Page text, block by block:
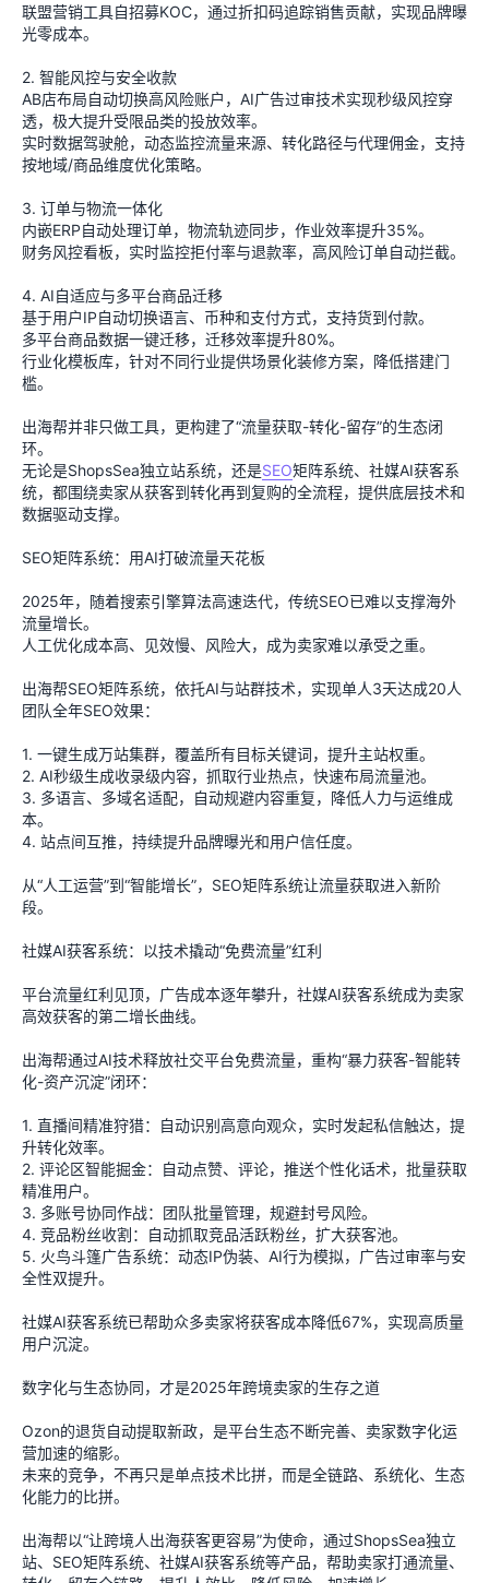
联盟营销工具自招募KOC，通过折扣码追踪销售贡献，实现品牌曝
光零成本。
2. 智能风控与安全收款
AB店布局自动切换高风险账户，AI广告过审技术实现秒级风控穿
透，极大提升受限品类的投放效率。
实时数据驾驶舱，动态监控流量来源、转化路径与代理佣金，支持
按地域/商品维度优化策略。
3. 订单与物流一体化
内嵌ERP自动处理订单，物流轨迹同步，作业效率提升35%。
财务风控看板，实时监控拒付率与退款率，高风险订单自动拦截。
4. AI自适应与多平台商品迁移
基于用户IP自动切换语言、币种和支付方式，支持货到付款。
多平台商品数据一键迁移，迁移效率提升80%。
行业化模板库，针对不同行业提供场景化装修方案，降低搭建门
槛。
出海帮并非只做工具，更构建了“流量获取-转化-留存”的生态闭
环。
无论是ShopsSea独立站系统，还是SEO矩阵系统、社媒AI获客系
统，都围绕卖家从获客到转化再到复购的全流程，提供底层技术和
数据驱动支撑。
SEO矩阵系统：用AI打破流量天花板
2025年，随着搜索引擎算法高速迭代，传统SEO已难以支撑海外
流量增长。
人工优化成本高、见效慢、风险大，成为卖家难以承受之重。
出海帮SEO矩阵系统，依托AI与站群技术，实现单人3天达成20人
团队全年SEO效果：
1. 一键生成万站集群，覆盖所有目标关键词，提升主站权重。
2. AI秒级生成收录级内容，抓取行业热点，快速布局流量池。
3. 多语言、多域名适配，自动规避内容重复，降低人力与运维成
本。
4. 站点间互推，持续提升品牌曝光和用户信任度。
从“人工运营”到“智能增长”，SEO矩阵系统让流量获取进入新阶
段。
社媒AI获客系统：以技术撬动“免费流量”红利
平台流量红利见顶，广告成本逐年攀升，社媒AI获客系统成为卖家
高效获客的第二增长曲线。
出海帮通过AI技术释放社交平台免费流量，重构“暴力获客-智能转
化-资产沉淀”闭环：
1. 直播间精准狩猎：自动识别高意向观众，实时发起私信触达，提
升转化效率。
2. 评论区智能掘金：自动点赞、评论，推送个性化话术，批量获取
精准用户。
3. 多账号协同作战：团队批量管理，规避封号风险。
4. 竞品粉丝收割：自动抓取竞品活跃粉丝，扩大获客池。
5. 火鸟斗篷广告系统：动态IP伪装、AI行为模拟，广告过审率与安
全性双提升。
社媒AI获客系统已帮助众多卖家将获客成本降低67%，实现高质量
用户沉淀。
数字化与生态协同，才是2025年跨境卖家的生存之道
Ozon的退货自动提取新政，是平台生态不断完善、卖家数字化运
营加速的缩影。
未来的竞争，不再只是单点技术比拼，而是全链路、系统化、生态
化能力的比拼。
出海帮以“让跨境人出海获客更容易”为使命，通过ShopsSea独立
站、SEO矩阵系统、社媒AI获客系统等产品，帮助卖家打通流量、